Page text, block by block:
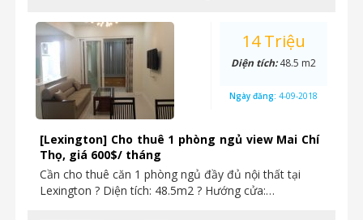
[Lexington] Cho thuê 1 phòng ngủ view Mai Chí
Thọ, giá 600$/ tháng
Cần cho thuê căn 1 phòng ngủ đầy đủ nội thất tại
Lexington ? Diện tích: 48.5m2 ? Hướng cửa:…
14 Triệu
Diện tích:48.5 m2
Ngày đăng: 4-09-2018